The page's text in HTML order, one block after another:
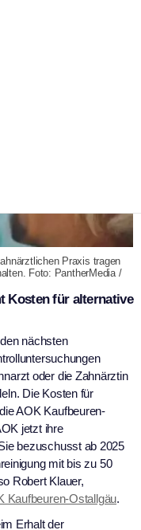
Praxis tragen
Foto: PantherMedia /
Kosten für alternative
nächsten
oder die Zahnärztin
Die Kosten für
AOK Kaufbeuren-
jetzt ihre
bezuschusst ab 2025
mit bis zu 50
Robert Klauer,
Kaufbeuren-Ostallgäu.
Erhalt der